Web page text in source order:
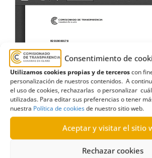
Consentimiento de
Utilizamos cookies propias y de terceroscon
personalización de nuestros contenidos. A
el uso de cookies, rechazarlas o personalizar
utilizadas. Para editar sus preferencias o tener
nuestra Política de cookiesde nuestro sitio web.
Aceptar y visitar el sitio
Rechazar cookies